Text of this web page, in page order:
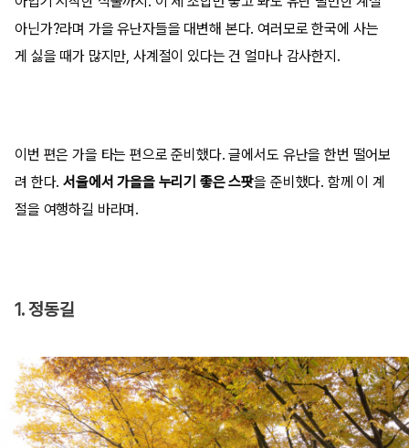
아닌가?라며 가을 유난자들을 대변해 본다. 여러모로 한국에 사는
게 싫을 때가 많지만, 사계절이 있다는 건 얼마나 감사한지.
이번 편은 가을 타는 편으로 준비했다. 글에서도 유난을 한번 떨어보
려 한다.서울에서 가을을 누리기 좋은 스팟을 준비했다. 함께 이 계
절을 여행하길 바라며.
1. 정동길